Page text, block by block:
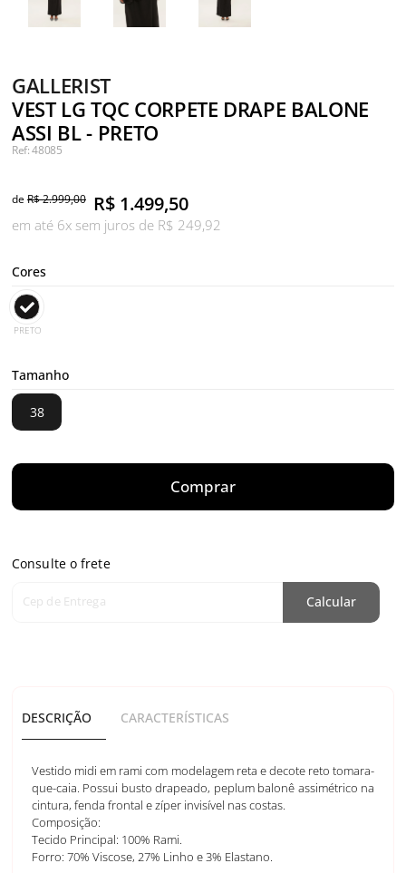
GALLERIST
VEST LG TQC CORPETE DRAPE BALONE
ASSI BL - PRETO
Ref: 48085
deR$ 2.999,00 R$ 1.499,50
em até 6x sem juros de R$ 249,92
Cores
PRETO
Tamanho
38
Comprar
Consulte o frete
Cep de Entrega Calcular
DESCRIÇÃO CARACTERÍSTICAS
Vestido midi em rami com modelagem reta e decote reto tomara-
que-caia. Possui busto drapeado, peplum balonê assimétrico na
cintura, fenda frontal e zíper invisível nas costas.
Composição:
Tecido Principal: 100% Rami.
Forro: 70% Viscose, 27% Linho e 3% Elastano.